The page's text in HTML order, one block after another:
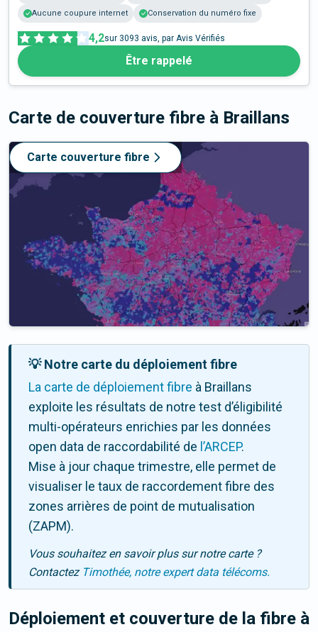
Aucune coupure internet
Conservation du numéro fixe
4,2sur 3093 avis, par Avis Vérifiés
Être rappelé
Carte de couverture fibre à Braillans
Carte couverture fibre
💡 Notre carte du déploiement fibre
La carte de déploiement fibre à Braillans
exploite les résultats de notre test d’éligibilité
multi-opérateurs enrichies par les données
open data de raccordabilité de l’ARCEP.
Mise à jour chaque trimestre, elle permet de
visualiser le taux de raccordement fibre des
zones arrières de point de mutualisation
(ZAPM).
Vous souhaitez en savoir plus sur notre carte ?
Contactez Timothée, notre expert data télécoms.
Déploiement et couverture de la fibre à